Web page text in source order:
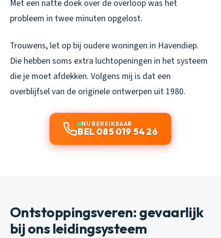
Met een natte doek over de overloop was het
probleem in twee minuten opgelost.
Trouwens, let op bij oudere woningen in Havendiep.
Die hebben soms extra luchtopeningen in het systeem
die je moet afdekken. Volgens mij is dat een
overblijfsel van de originele ontwerpen uit 1980.
NU BEREIKBAAR
BEL 085 019 54 26
Ontstoppingsveren: gevaarlijk
bij ons leidingsysteem